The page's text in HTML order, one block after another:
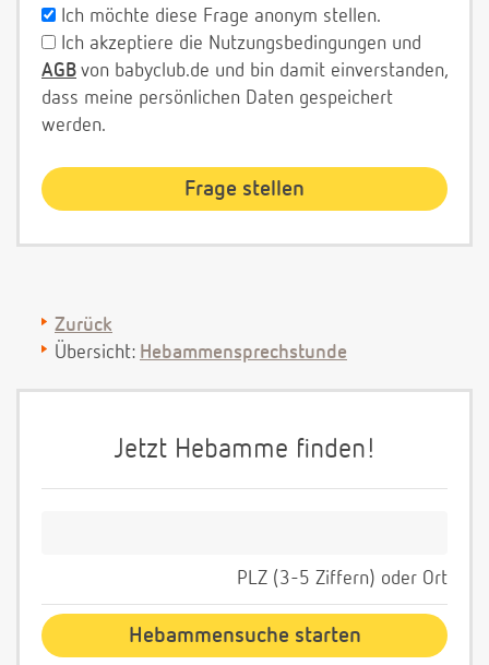
Ich möchte diese Frage anonym stellen.
Ich akzeptiere die Nutzungsbedingungen und
AGB von babyclub.de und bin damit einverstanden,
dass meine persönlichen Daten gespeichert
werden.
Zurück
Übersicht: Hebammensprechstunde
Jetzt Hebamme finden!
PLZ (3-5 Ziffern) oder Ort